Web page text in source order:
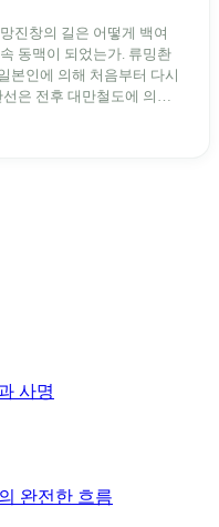
진창의 길은 어떻게 백여
동맥이 되었는가. 류밍촨
본인에 의해 처음부터 다시
은 전후 대만철도에 의해
세대의 기록을 주석으로 밀
서야 원주민 지명이 다시 철
사명
완전한 흐름